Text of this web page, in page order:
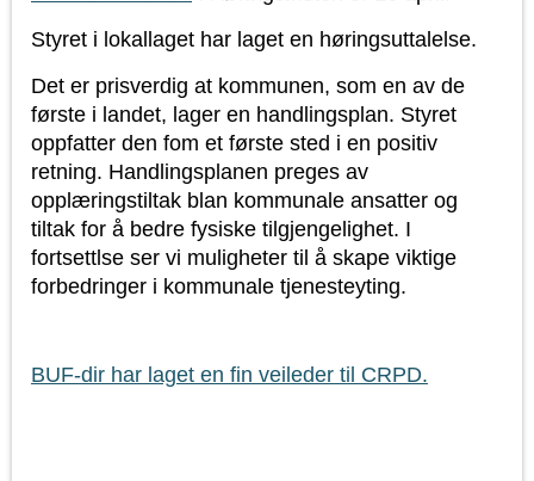
Styret i lokallaget har laget en høringsuttalelse.
Det er prisverdig at kommunen, som en av de
første i landet, lager en handlingsplan. Styret
oppfatter den fom et første sted i en positiv
retning. Handlingsplanen preges av
opplæringstiltak blan kommunale ansatter og
tiltak for å bedre fysiske tilgjengelighet. I
fortsettlse ser vi muligheter til å skape viktige
forbedringer i kommunale tjenesteyting.
BUF-dir har laget en fin veileder til CRPD.